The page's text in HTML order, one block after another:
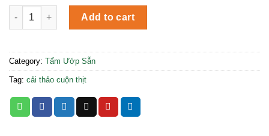
Sườn BBQ quantity
Add to cart
Category: Tẩm Ướp Sẵn
Tag: cải thảo cuộn thịt